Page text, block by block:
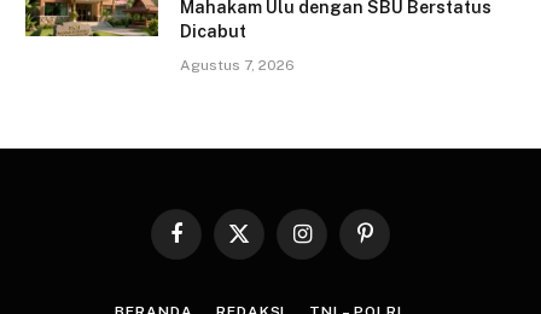
Mahakam Ulu dengan SBU Berstatus
Dicabut
Agustus 7, 2026
Facebook
X
InstagramPinterest